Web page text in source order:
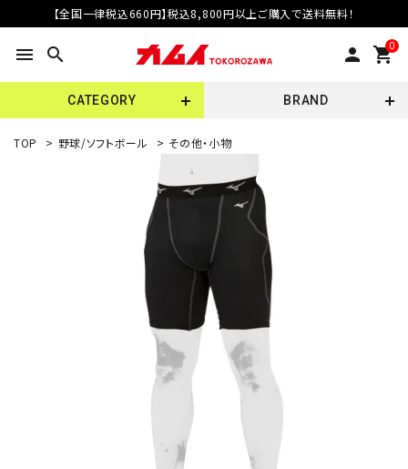
【全国一律税込660円】税込8,800円以上ご購入で送料無料！
menu search person 0
shopping_cart
CATEGORY BRAND
TOP > 野球/ソフトボール > その他・小物